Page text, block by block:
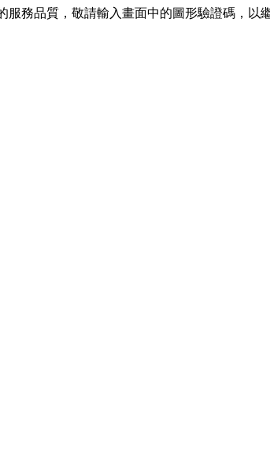
服務品質，敬請輸入畫面中的圖形驗證碼，以